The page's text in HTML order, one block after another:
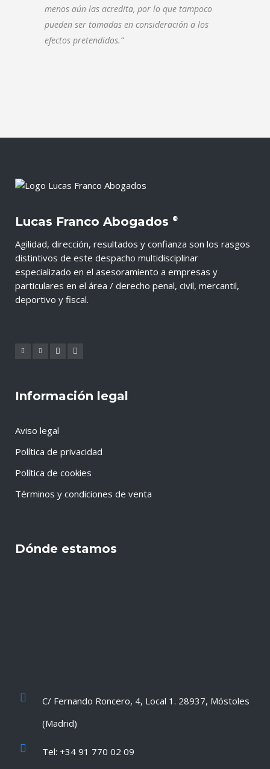
menos aún las acredita, por lo que tampoco
pueden ser tomadas en consideración a los
efectos pretendidos.”
Lucas Franco Abogados ®
Agilidad, dirección, resultados y confianza son los rasgos
distintivos de este despacho multidisciplinar
especializado en el asesoramiento a empresas y
particulares en el área / derecho penal, civil, mercantil,
deportivo y fiscal.
Información legal
Aviso legal
Política de privacidad
Política de cookies
Términos y condiciones de venta
Dónde estamos
C/ Fernando Roncero, 4, Local 1. 28937, Móstoles
(Madrid)
Tel: +34 91 770 02 09